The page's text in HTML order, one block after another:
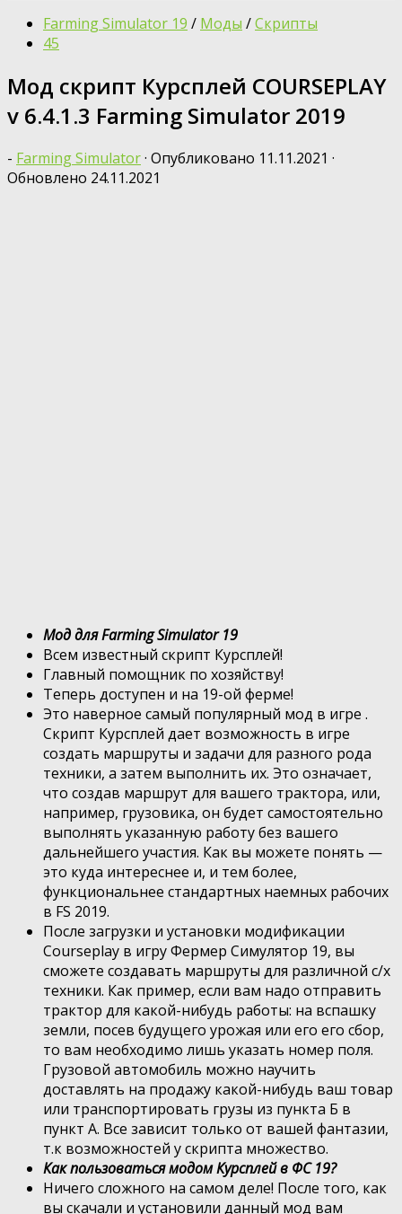
Farming Simulator 19 / Моды /Скрипты
45
Мод скрипт Курсплей COURSEPLAY
v 6.4.1.3 Farming Simulator 2019
- Farming Simulator· Опубликовано 11.11.2021 ·
Обновлено 24.11.2021
Мод для Farming Simulator 19
Всем известный скрипт Курсплей!
Главный помощник по хозяйству!
Теперь доступен и на 19-ой ферме!
Это наверное самый популярный мод в игре .
Скрипт Курсплей дает возможность в игре
создать маршруты и задачи для разного рода
техники, а затем выполнить их. Это означает,
что создав маршрут для вашего трактора, или,
например, грузовика, он будет самостоятельно
выполнять указанную работу без вашего
дальнейшего участия. Как вы можете понять —
это куда интереснее и, и тем более,
функциональнее стандартных наемных рабочих
в FS 2019.
После загрузки и установки модификации
Courseplay в игру Фермер Симулятор 19, вы
сможете создавать маршруты для различной с/х
техники. Как пример, если вам надо отправить
трактор для какой-нибудь работы: на вспашку
земли, посев будущего урожая или его его сбор,
то вам необходимо лишь указать номер поля.
Грузовой автомобиль можно научить
доставлять на продажу какой-нибудь ваш товар
или транспортировать грузы из пункта Б в
пункт А. Все зависит только от вашей фантазии,
т.к возможностей у скрипта множество.
Как пользоваться модом Курсплей в ФС 19?
Ничего сложного на самом деле! После того, как
вы скачали и установили данный мод вам